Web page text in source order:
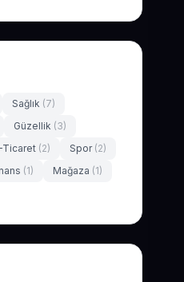
Sağlık (7)
Güzellik (3)
Ticaret (2) Spor (2)
(1) Mağaza (1)